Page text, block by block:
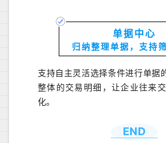
单据中心
归纳整理单据，支持
支持自主灵活选择条件进行单据
整体的交易明细，让企业往来
化。
END